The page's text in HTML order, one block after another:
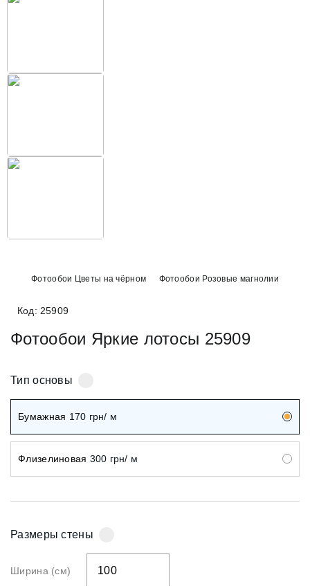
Фотообои Цветы на чёрном Фотообои Розовые магнолии
Код: 25909
Фотообои Яркие лотосы 25909
Тип основы
Бумажная 170 грн/ м
Флизелиновая 300 грн/ м
Размеры стены
Ширина (см)